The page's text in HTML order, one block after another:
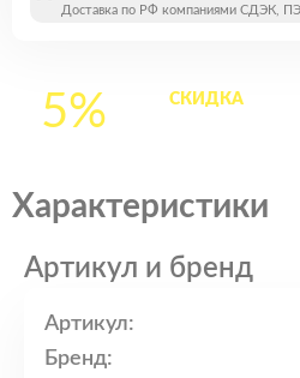
Доставка по РФ компаниями СДЭК,
5% СКИДКАна все
Характеристики
Артикул и бренд
Артикул:
Бренд: